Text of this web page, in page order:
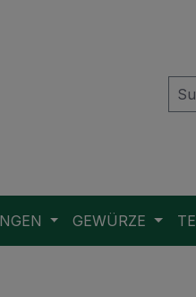
GEWÜRZE